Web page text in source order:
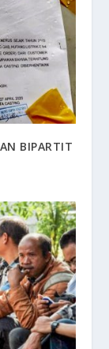
BIPARTIT